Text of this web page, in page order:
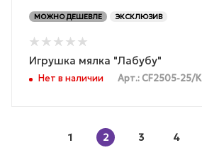
МОЖНО ДЕШЕВЛЕ ЭКСКЛЮЗИВ
Игрушка мялка "Лабубу"
Нет в наличии Арт.: CF2505-25/К
1 2 3 4